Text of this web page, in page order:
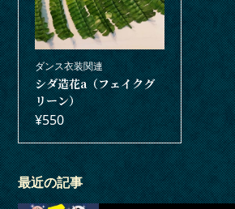
ダンス衣装関連
シダ造花a（フェイクグ
リーン）
¥550
最近の記事